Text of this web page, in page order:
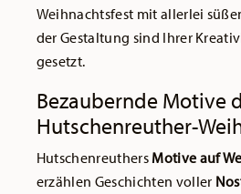
Weihnachtsfest mit allerlei
der Gestaltung sind Ihrer
gesetzt.
Bezaubernde Motive
Hutschenreuther-
HutschenreuthersMotive auf
erzählen Geschichten voller